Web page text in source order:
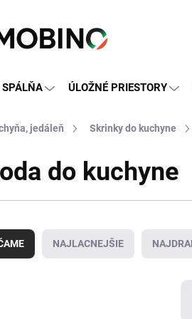
SPÁLŇA ÚLOŽNÉ PRIESTORY
jedáleň Skrinky do kuchyne
do kuchyne
NAJLACNEJŠIE